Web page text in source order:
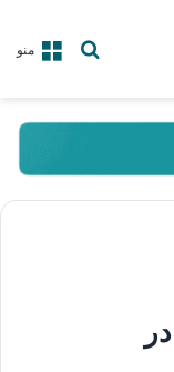
منوجستجو